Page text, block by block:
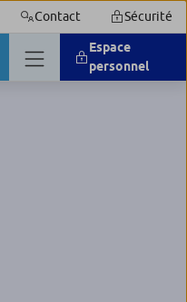
Contact Sécurité
Espace
personnel